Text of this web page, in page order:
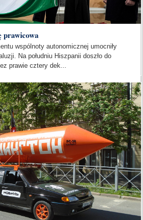
prawicowa
wspólnoty autonomicznej umocniły
Na południu Hiszpanii doszło do
prawie cztery dek...